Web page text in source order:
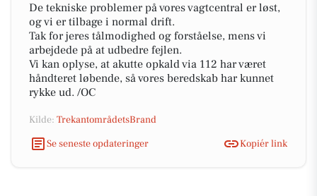
De tekniske problemer på vores vagtcentral er løst,
og vi er tilbage i normal drift.
Tak for jeres tålmodighed og forståelse, mens vi
arbejdede på at udbedre fejlen.
Vi kan oplyse, at akutte opkald via 112 har været
håndteret løbende, så vores beredskab har kunnet
rykke ud. /OC
Kilde: TrekantområdetsBrand
Se seneste opdateringer
Kopiér link